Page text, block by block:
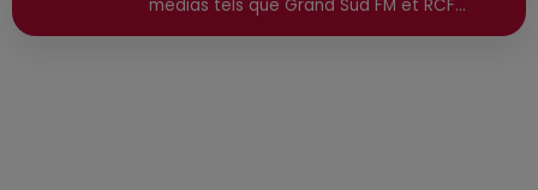
médias tels que Grand Sud FM et RCF